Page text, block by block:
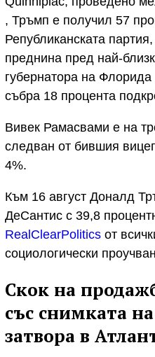
, Тръмп е получил 57
Републиканската
преднина пред най-
губернатора на
събра 18 процента
Вивек Рамасвами е на
следван от бившия
4%.
Към 16 август Доналд
ДеСантис с 39,8
RealClearPolitics от
социологически
Скок на
със снимката
затвора в